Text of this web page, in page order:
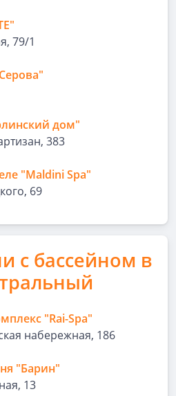
79/1
дом"
383
"Maldini Spa"
69
с бассейном в
"Rai-Spa"
набережная, 186
"Барин"
13